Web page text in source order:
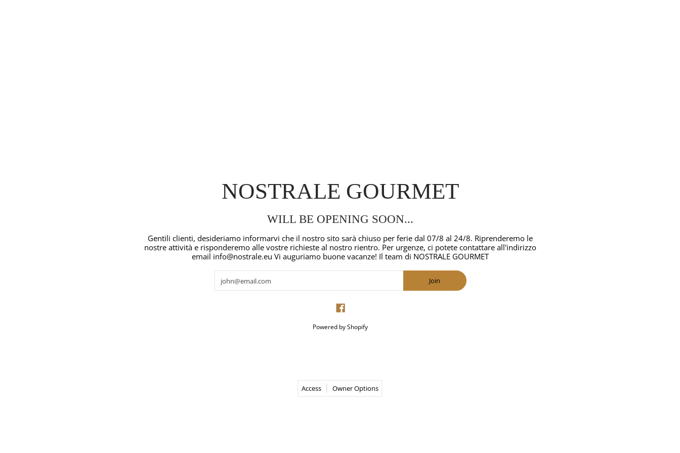
NOSTRALE GOURMET
WILL BE OPENING SOON...
Gentili clienti, desideriamo informarvi che il nostro sito sarà chiuso per ferie dal 07/8 al 24/8. Riprenderemo le
nostre attività e risponderemo alle vostre richieste al nostro rientro. Per urgenze, ci potete contattare all'indirizzo
email info@nostrale.eu Vi auguriamo buone vacanze! Il team di NOSTRALE GOURMET
Join
Powered by Shopify
Access Owner Options